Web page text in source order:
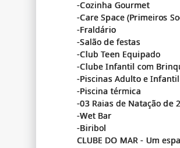
-Cozinha Gourmet
-Care Space (Primeiros
-Fraldário
-Salão de festas
-Club Teen Equipado
-Clube Infantil com
-Piscinas Adulto e Infantil
-Piscina térmica
-03 Raias de Natação de
-Wet Bar
-Biribol
CLUBE DO MAR - Um